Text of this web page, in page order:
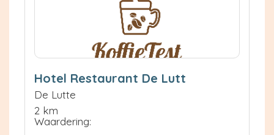
Hotel Restaurant De Lutt
De Lutte
2 km
Waardering: